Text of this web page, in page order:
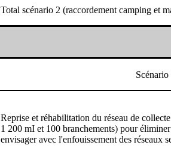
Total scénario 2 (raccordement camping et
Reprise et réhabilitation du réseau de
1 200 mI et 100 branchements) pour
envisager avec l'enfouissement des réseaux